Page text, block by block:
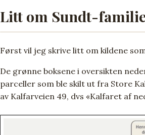
Litt om Sundt-
Først vil jeg skrive litt om kildene
De grønne boksene i oversikten
parceller som ble skilt ut fra Store
av Kalfarveien 49, dvs «Kalfaret af